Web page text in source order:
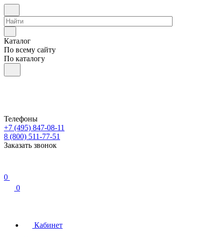
Каталог
По всему сайту
По каталогу
Телефоны
+7 (495) 847-08-11
8 (800) 511-77-51
Заказать звонок
0
0
Кабинет